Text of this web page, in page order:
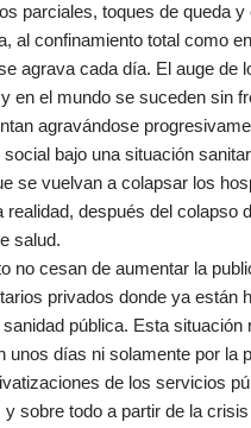
parciales, toques de queda
al confinamiento total como
agrava cada día. El auge de
en el mundo se suceden sin
agravándose
bajo una situación
se vuelvan a colapsar los
realidad, después del colapso
salud.
no cesan de aumentar la
privados donde ya están
pública. Esta situación
unos días ni solamente por la
de los servicios
y sobre todo a partir de la